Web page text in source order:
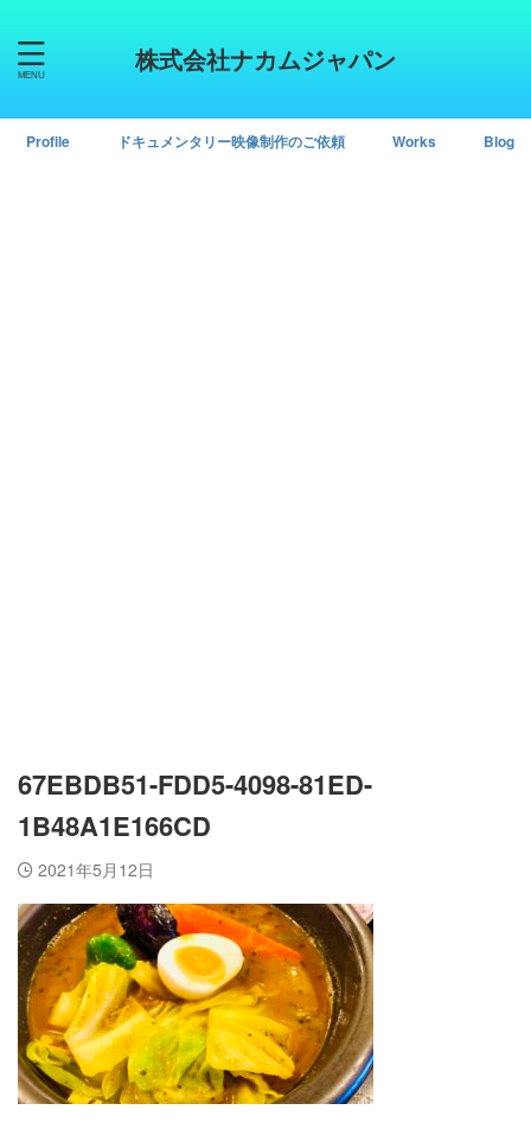
株式会社ナカムジャパン
Profile ドキュメンタリー映像制作のご依頼 Works Blog
67EBDB51-FDD5-4098-81ED-
1B48A1E166CD
2021年5月12日